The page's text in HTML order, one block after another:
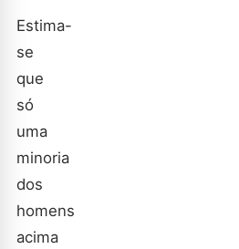
Estima-
se
que
só
uma
minoria
dos
homens
acima